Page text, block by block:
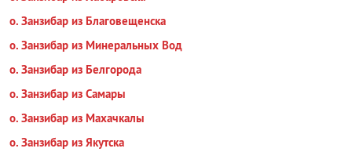
о. Занзибар из Благовещенска
о. Занзибар из Минеральных Вод
о. Занзибар из Белгорода
о. Занзибар из Самары
о. Занзибар из Махачкалы
о. Занзибар из Якутска